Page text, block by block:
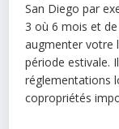
San Diego par
3 où 6 mois et
augmenter votre
période estivale.
réglementations
copropriétés